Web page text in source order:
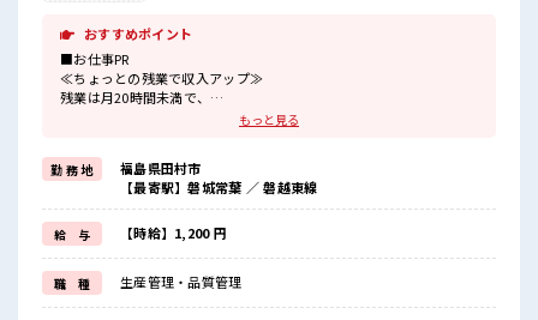
おすすめポイント
■お仕事PR
≪ちょっとの残業で収入アップ≫
残業は月20時間未満で、
家族や友人と一緒にプライベート満喫！
制服があると毎日の服選びに悩まずOK♪
≪未経験でも活躍できる≫
新しいことにチャレンジするのは不安だけど、
しっかり働く環境が整っています！
イチからスキルUP・ステップUP目指していきましょう！
≪様々なお仕事をご提案≫
一人で悩まず気軽に相談できる、
派遣のお仕事です！
もっと見る
勤 務 地
福島県田村市
【最寄駅】磐城常葉 ／ 磐越東線
給 与 【時給】1,200 円
職 種 生産管理・品質管理